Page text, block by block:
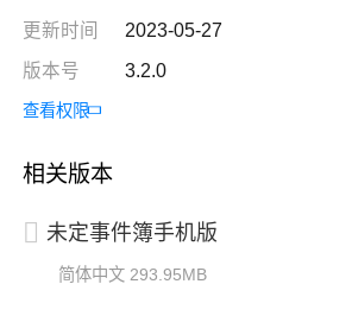
更新时间
2023-05-27
版本号
3.2.0
查看权限
相关版本
未定事件簿手机版
简体中文 293.95MB